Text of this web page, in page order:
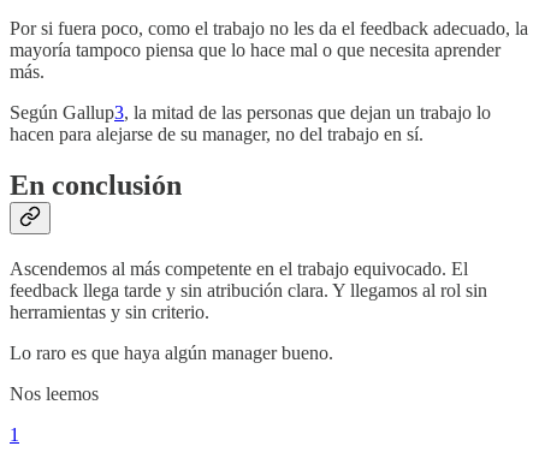
Por si fuera poco, como el trabajo no les da el feedback adecuado, la
mayoría tampoco piensa que lo hace mal o que necesita aprender
más.
Según Gallup3, la mitad de las personas que dejan un trabajo lo
hacen para alejarse de su manager, no del trabajo en sí.
En conclusión
Ascendemos al más competente en el trabajo equivocado. El
feedback llega tarde y sin atribución clara. Y llegamos al rol sin
herramientas y sin criterio.
Lo raro es que haya algún manager bueno.
Nos leemos
1